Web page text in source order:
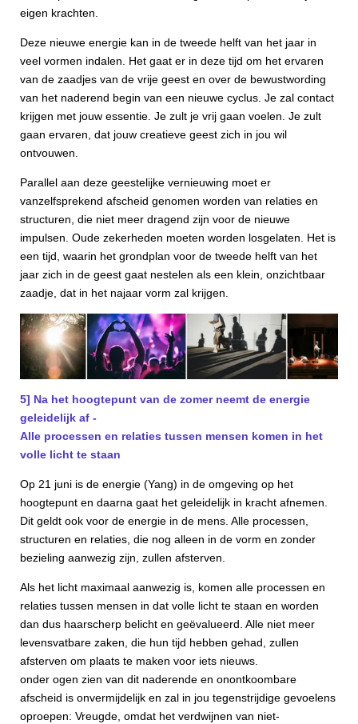
eigen krachten.
Deze nieuwe energie kan in de tweede helft van het jaar in
veel vormen indalen. Het gaat er in deze tijd om het ervaren
van de zaadjes van de vrije geest en over de bewustwording
van het naderend begin van een nieuwe cyclus. Je zal contact
krijgen met jouw essentie. Je zult je vrij gaan voelen. Je zult
gaan ervaren, dat jouw creatieve geest zich in jou wil
ontvouwen.
Parallel aan deze geestelijke vernieuwing moet er
vanzelfsprekend afscheid genomen worden van relaties en
structuren, die niet meer dragend zijn voor de nieuwe
impulsen. Oude zekerheden moeten worden losgelaten. Het is
een tijd, waarin het grondplan voor de tweede helft van het
jaar zich in de geest gaat nestelen als een klein, onzichtbaar
zaadje, dat in het najaar vorm zal krijgen.
5] Na het hoogtepunt van de zomer neemt de energie
geleidelijk af -
Alle processen en relaties tussen mensen komen in het
volle licht te staan
Op 21 juni is de energie (Yang) in de omgeving op het
hoogtepunt en daarna gaat het geleidelijk in kracht afnemen.
Dit geldt ook voor de energie in de mens. Alle processen,
structuren en relaties, die nog alleen in de vorm en zonder
bezieling aanwezig zijn, zullen afsterven.
Als het licht maximaal aanwezig is, komen alle processen en
relaties tussen mensen in dat volle licht te staan en worden
dan dus haarscherp belicht en geëvalueerd. Alle niet meer
levensvatbare zaken, die hun tijd hebben gehad, zullen
afsterven om plaats te maken voor iets nieuws.
onder ogen zien van dit naderende en onontkoombare
afscheid is onvermijdelijk en zal in jou tegenstrijdige gevoelens
oproepen: Vreugde, omdat het verdwijnen van niet-